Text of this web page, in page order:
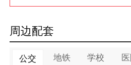
周边配套
公交 地铁 学校